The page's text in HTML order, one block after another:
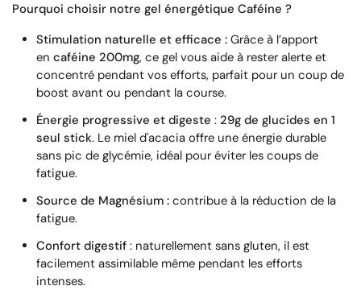
Pourquoi choisir notre gel énergétique Caféine ?
Stimulation naturelle et efficace :Grâce à l’apport
en caféine 200mg, ce gel vous aide à rester alerte et
concentré pendant vos efforts, parfait pour un coup de
boost avant ou pendant la course.
Énergie progressive et digeste : 29g de glucides en 1
seul stick. Le miel d'acacia offre une énergie durable
sans pic de glycémie, idéal pour éviter les coups de
fatigue.
Source de Magnésium: contribue à la réduction de la
fatigue.
Confort digestif: naturellement sans gluten, il est
facilement assimilable même pendant les efforts
intenses.